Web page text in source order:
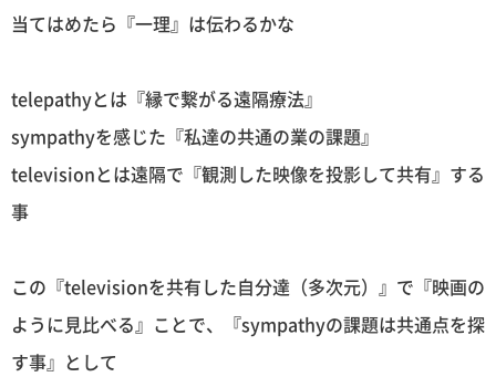
当てはめたら『一理』は伝わるかな
telepathyとは『縁で繋がる遠隔療法』
sympathyを感じた『私達の共通の業の課題』
televisionとは遠隔で『観測した映像を投影して共有』する
事
この『televisionを共有した自分達（多次元）』で『映画の
ように見比べる』ことで、『sympathyの課題は共通点を探
す事』として